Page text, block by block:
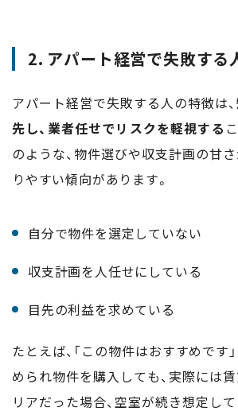
2. アパート経営で失敗する
アパート経営で失敗する人の特徴は、
先し、業者任せでリスクを軽視する
のような、物件選びや収支計画の甘
りやすい傾向があります。
自分で物件を選定していない
収支計画を人任せにしている
目先の利益を求めている
たとえば、「この物件はおすすめです
められ物件を購入しても、実際には
リアだった場合、空室が続き想定し